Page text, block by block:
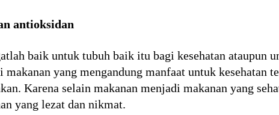
antioksidan
baik untuk tubuh baik itu bagi kesehatan ataupun
makanan yang mengandung manfaat untuk kesehatan
Karena selain makanan menjadi makanan yang
yang lezat dan nikmat.